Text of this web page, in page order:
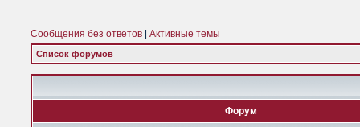
Сообщения без ответов Активные темы
Список форумов
Форум